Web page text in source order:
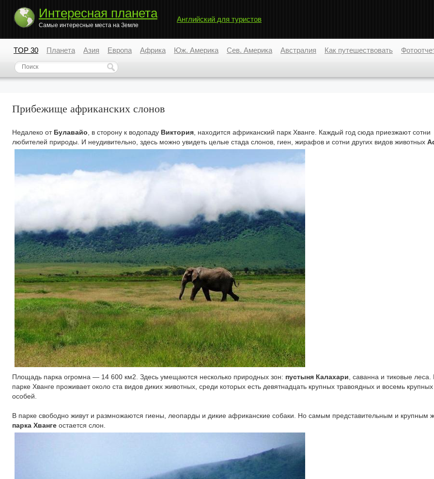
Интересная планета
Самые интересные места на Земле
Английский для туристов
TOP 30 Планета Азия Европа Африка Юж. Америка Сев. Америка Австралия Как путешествовать
Прибежище африканских слонов
Недалеко от Булавайо , в сторону к водопаду Виктория , находится африканский парк Хванге. Каждый год сюда приезжают сотни
любителей природы. И неудивительно, здесь можно увидеть целые стада слонов, гиен, жирафов и сотни других видов животных
Площадь парка огромна — 14 600 км2. Здесь умещаются несколько природных зон: пустыня Калахари , саванна и тиковые леса.
парке Хванге проживает около ста видов диких животных, среди которых есть девятнадцать крупных травоядных и восемь
особей.
В парке свободно живут и размножаются гиены, леопарды и дикие африканские собаки. Но самым представительным и крупным
парка Хванге остается слон.